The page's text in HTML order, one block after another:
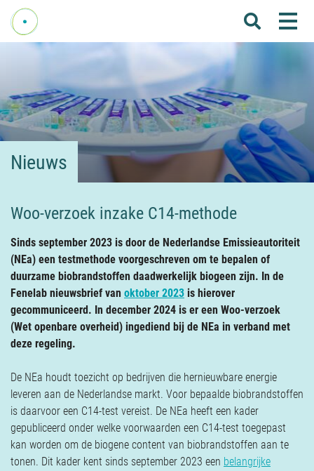
Over Fenelab
Commissies
Agenda
Internationaal
Verzekeringen
Contact
Nieuws
Woo-verzoek inzake C14-methode
Sinds september 2023 is door de Nederlandse Emissieautoriteit
(NEa) een testmethode voorgeschreven om te bepalen of
duurzame biobrandstoffen daadwerkelijk biogeen zijn. In de
Fenelab nieuwsbrief van oktober 2023 is hierover
gecommuniceerd. In december 2024 is er een Woo-verzoek
(Wet openbare overheid) ingediend bij de NEa in verband met
deze regeling.
De NEa houdt toezicht op bedrijven die hernieuwbare energie
leveren aan de Nederlandse markt. Voor bepaalde biobrandstoffen
is daarvoor een C14-test vereist. De NEa heeft een kader
gepubliceerd onder welke voorwaarden een C14-test toegepast
kan worden om de biogene content van biobrandstoffen aan te
tonen. Dit kader kent sinds september 2023 een belangrijke